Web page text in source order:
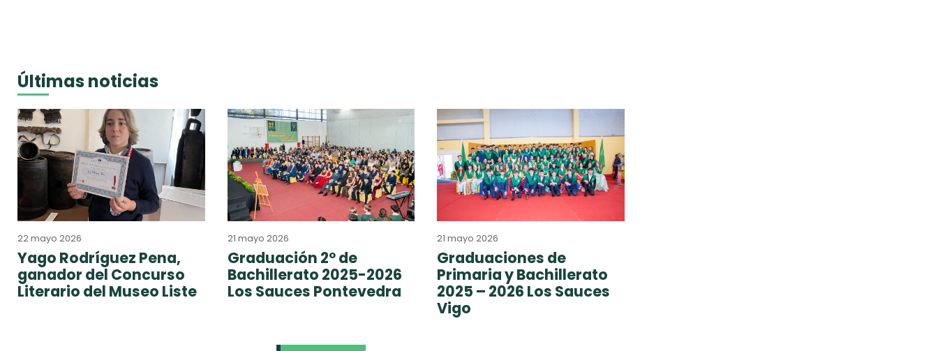
Últimas noticias
22 mayo 2026
Yago Rodríguez Pena,
ganador del Concurso
Literario del Museo Liste
21 mayo 2026
Graduación 2º de
Bachillerato 2025-2026
Los Sauces Pontevedra
21 mayo 2026
Graduaciones de
Primaria y Bachillerato
2025 – 2026 Los Sauces
Vigo